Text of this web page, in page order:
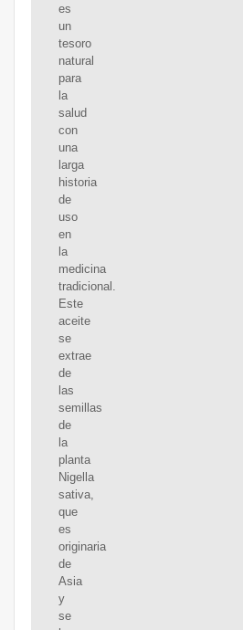
es
un
tesoro
natural
para
la
salud
con
una
larga
historia
de
uso
en
la
medicina
tradicional.
Este
aceite
se
extrae
de
las
semillas
de
la
planta
Nigella
sativa,
que
es
originaria
de
Asia
y
se